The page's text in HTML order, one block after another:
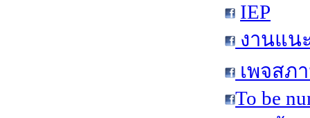
IEP
งานแน
เพจสภ
To be